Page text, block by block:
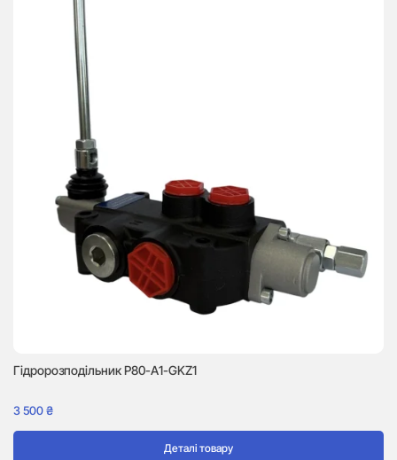
Гідророзподільник P80-A1-GKZ1
3 500₴
Деталі товару